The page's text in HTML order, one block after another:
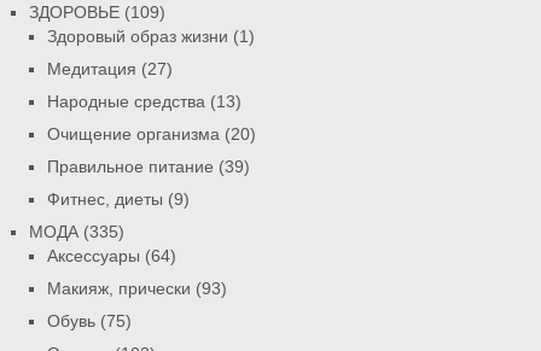
ЗДОРОВЬЕ(109)
Здоровый образ жизни (1)
Медитация (27)
Народные средства (13)
Очищение организма (20)
Правильное питание (39)
Фитнес, диеты (9)
МОДА(335)
Аксессуары (64)
Макияж, прически (93)
Обувь(75)